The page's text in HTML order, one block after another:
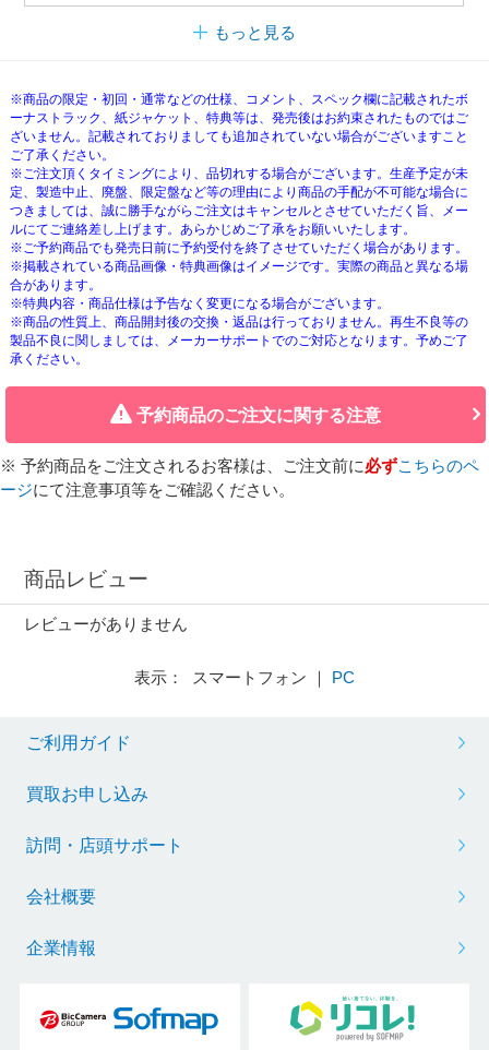
もっと見る
※商品の限定・初回・通常などの仕様、コメント、スペック欄に記載されたボ
ーナストラック、紙ジャケット、特典等は、発売後はお約束されたものではご
ざいません。記載されておりましても追加されていない場合がございますこと
ご了承ください。
※ご注文頂くタイミングにより、品切れする場合がございます。生産予定が未
定、製造中止、廃盤、限定盤など等の理由により商品の手配が不可能な場合に
つきましては、誠に勝手ながらご注文はキャンセルとさせていただく旨、メー
ルにてご連絡差し上げます。あらかじめご了承をお願いいたします。
※ご予約商品でも発売日前に予約受付を終了させていただく場合があります。
※掲載されている商品画像・特典画像はイメージです。実際の商品と異なる場
合があります。
※特典内容・商品仕様は予告なく変更になる場合がございます。
※商品の性質上、商品開封後の交換・返品は行っておりません。再生不良等の
製品不良に関しましては、メーカーサポートでのご対応となります。予めご了
承ください。
予約商品のご注文に関する注意
※ 予約商品をご注文されるお客様は、ご注文前に必ずこちらのペ
ージにて注意事項等をご確認ください。
商品レビュー
レビューがありません
表示： スマートフォン ｜ PC
ご利用ガイド
買取お申し込み
訪問・店頭サポート
会社概要
企業情報